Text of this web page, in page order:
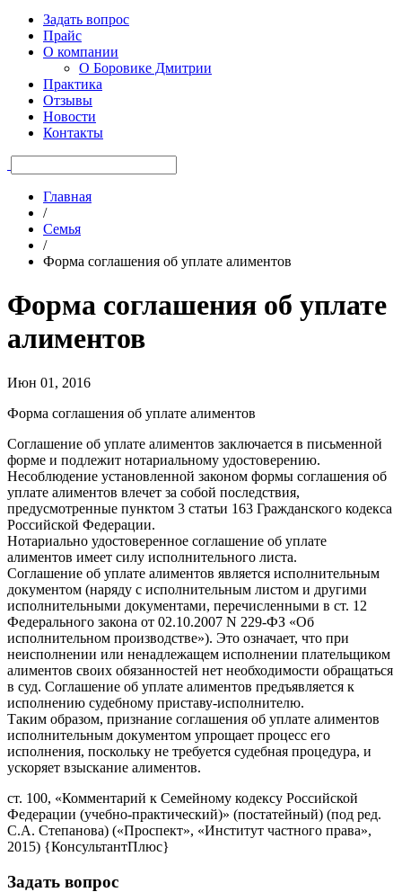
Задать вопрос
Прайс
О компании
О Боровике Дмитрии
Практика
Отзывы
Новости
Контакты
Главная
/
Семья
/
Форма соглашения об уплате алиментов
Форма соглашения об уплате
алиментов
Июн 01, 2016
Форма соглашения об уплате алиментов
Соглашение об уплате алиментов заключается в письменной
форме и подлежит нотариальному удостоверению.
Несоблюдение установленной законом формы соглашения об
уплате алиментов влечет за собой последствия,
предусмотренные пунктом 3 статьи 163 Гражданского кодекса
Российской Федерации.
Нотариально удостоверенное соглашение об уплате
алиментов имеет силу исполнительного листа.
Соглашение об уплате алиментов является исполнительным
документом (наряду с исполнительным листом и другими
исполнительными документами, перечисленными в ст. 12
Федерального закона от 02.10.2007 N 229-ФЗ «Об
исполнительном производстве»). Это означает, что при
неисполнении или ненадлежащем исполнении плательщиком
алиментов своих обязанностей нет необходимости обращаться
в суд. Соглашение об уплате алиментов предъявляется к
исполнению судебному приставу-исполнителю.
Таким образом, признание соглашения об уплате алиментов
исполнительным документом упрощает процесс его
исполнения, поскольку не требуется судебная процедура, и
ускоряет взыскание алиментов.
ст. 100, «Комментарий к Семейному кодексу Российской
Федерации (учебно-практический)» (постатейный) (под ред.
С.А. Степанова) («Проспект», «Институт частного права»,
2015) {КонсультантПлюс}
Задать вопрос